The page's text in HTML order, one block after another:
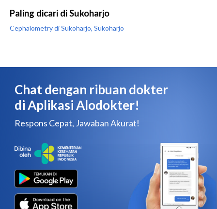
Paling dicari di Sukoharjo
Cephalometry di Sukoharjo, Sukoharjo